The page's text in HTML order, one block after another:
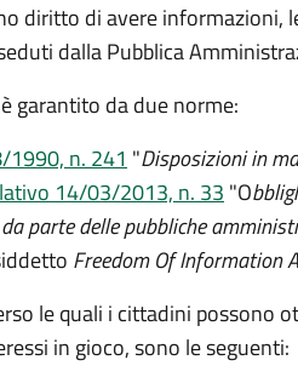
diritto di avere informazioni,
dalla Pubblica
garantito da due norme:
1990, n. 241 "Disposizioni in
14/03/2013, n. 33 "O
parte delle pubbliche
Freedom Of Information
le quali i cittadini possono
in gioco, sono le seguenti: